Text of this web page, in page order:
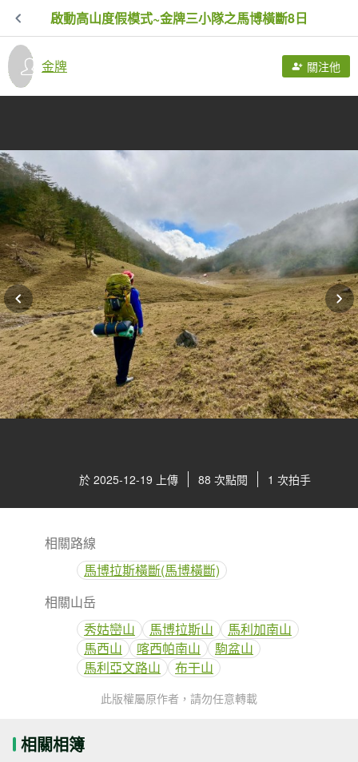
啟動高山度假模式~金牌三小隊之馬博橫斷8日
金牌 關注他
於 2025-12-19 上傳 88 次點閱 1 次拍手
相關路線
馬博拉斯橫斷(馬博橫斷)
相關山岳
秀姑巒山
馬博拉斯山
馬利加南山
馬西山
喀西帕南山
駒盆山
馬利亞文路山
布干山
此版權屬原作者，請勿任意轉載
相關相簿